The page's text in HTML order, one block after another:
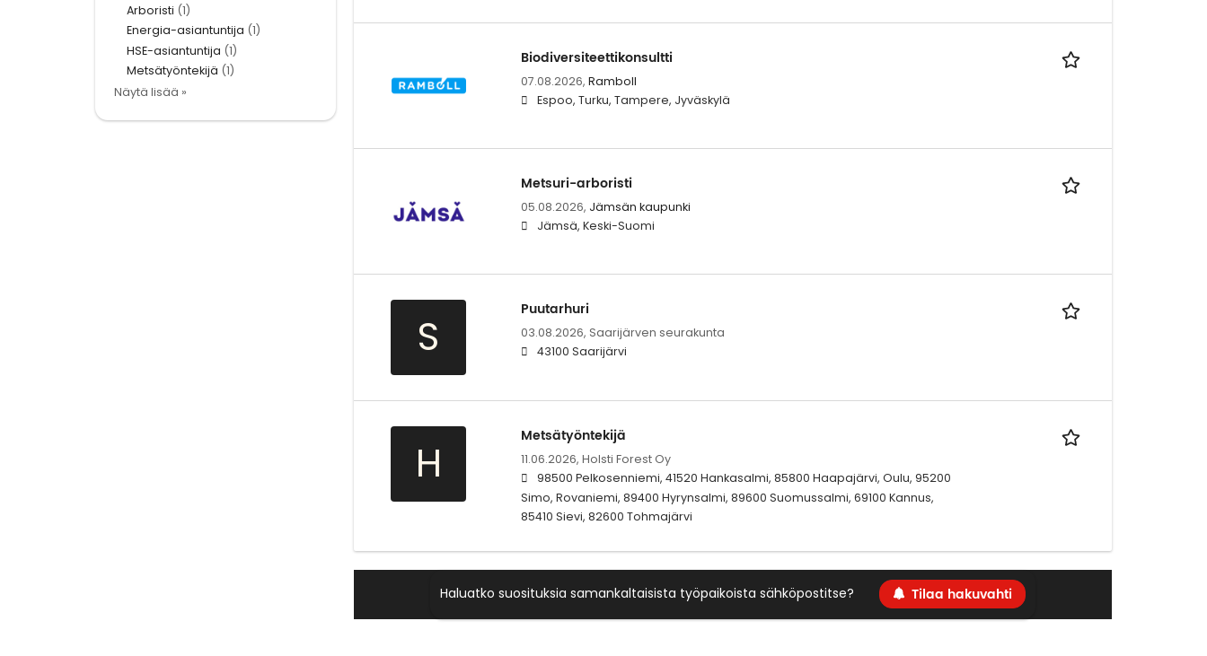
Biodiversiteettikonsultti
07.08.2026, Ramboll
Espoo, Turku, Tampere, Jyväskylä
Metsuri-arboristi
05.08.2026, Jämsän kaupunki
Jämsä, Keski-Suomi
S
Puutarhuri
03.08.2026, Saarijärven seurakunta
43100 Saarijärvi
H
Metsätyöntekijä
11.06.2026, Holsti Forest Oy
98500 Pelkosenniemi, 41520 Hankasalmi, 85800 Haapajärvi, Oulu, 95200
Simo, Rovaniemi, 89400 Hyrynsalmi, 89600 Suomussalmi, 69100 Kannus,
85410 Sievi, 82600 Tohmajärvi
Haluatko suosituksia samankaltaisista työpaikoista sähköpostitse? Tilaa hakuvahti
Arboristi (1)
Energia-asiantuntija (1)
HSE-asiantuntija (1)
Metsätyöntekijä (1)
Näytä lisää »